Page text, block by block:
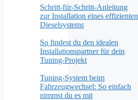
Schritt-für-Schritt-Anleitung
zur Installation eines effizienten
Dieselsystems
So findest du den idealen
Installationspartner für dein
Tuning-Projekt
Tuning-System beim
Fahrzeugwechsel: So einfach
nimmst du es mit